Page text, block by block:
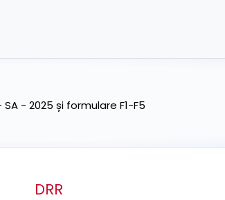
- 2025 și formulare F1-F5
DRR